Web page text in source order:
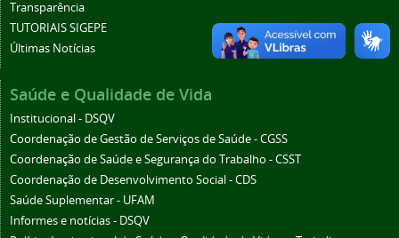
Transparência
TUTORIAIS SIGEPE
Últimas Notícias
Saúde e Qualidade de Vida
Institucional - DSQV
Coordenação de Gestão de Serviços de Saúde - CGSS
Coordenação de Saúde e Segurança do Trabalho - CSST
Coordenação de Desenvolvimento Social - CDS
Saúde Suplementar - UFAM
Informes e notícias - DSQV